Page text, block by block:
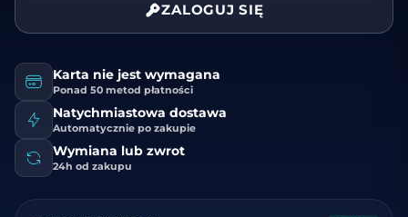
ZALOGUJ SIĘ
Karta nie jest wymagana
Ponad 50 metod płatności
Natychmiastowa dostawa
Automatycznie po zakupie
Wymiana lub zwrot
24h od zakupu